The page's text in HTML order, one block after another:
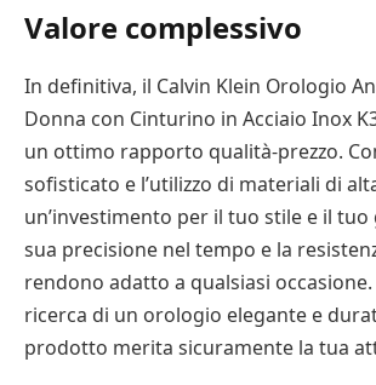
Valore complessivo
In definitiva, il Calvin Klein Orologio
Donna con Cinturino in Acciaio Inox
un ottimo rapporto qualità-prezzo.
sofisticato e l’utilizzo di materiali di
un’investimento per il tuo stile e il tuo
sua precisione nel tempo e la
rendono adatto a qualsiasi occasione.
ricerca di un orologio elegante e
prodotto merita sicuramente la tua